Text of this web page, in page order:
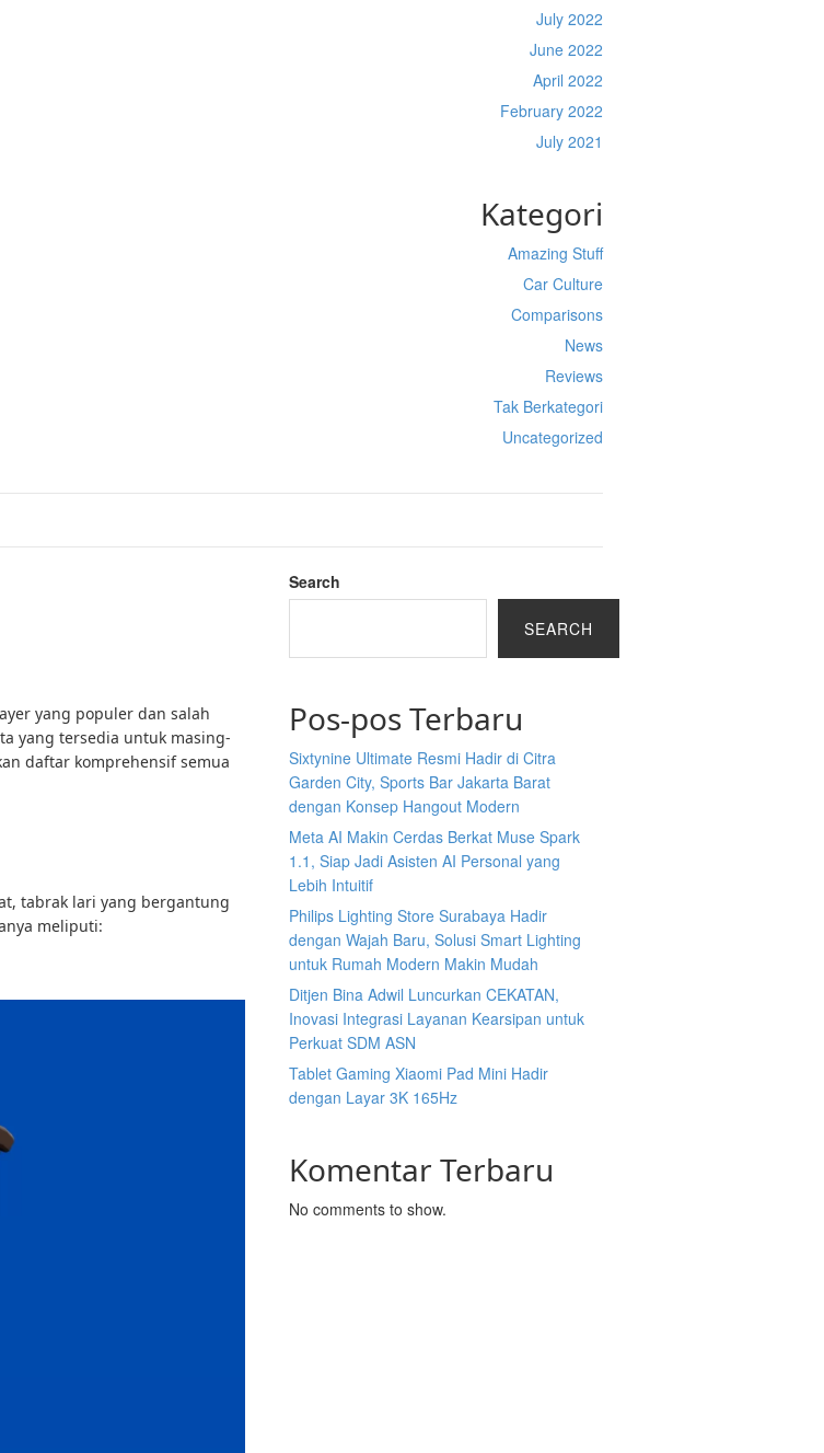
July 2022
June 2022
April 2022
February 2022
July 2021
Kategori
Amazing Stuff
Car Culture
Comparisons
News
Reviews
Tak Berkategori
Uncategorized
yang populer dan salah
yang tersedia untuk masing-
daftar komprehensif semua
tabrak lari yang bergantung
meliputi:
Search
SEARCH
Pos-pos Terbaru
Sixtynine Ultimate Resmi Hadir di Citra
Garden City, Sports Bar Jakarta Barat
dengan Konsep Hangout Modern
Meta AI Makin Cerdas Berkat Muse Spark
1.1, Siap Jadi Asisten AI Personal yang
Lebih Intuitif
Philips Lighting Store Surabaya Hadir
dengan Wajah Baru, Solusi Smart Lighting
untuk Rumah Modern Makin Mudah
Ditjen Bina Adwil Luncurkan CEKATAN,
Inovasi Integrasi Layanan Kearsipan untuk
Perkuat SDM ASN
Tablet Gaming Xiaomi Pad Mini Hadir
dengan Layar 3K 165Hz
Komentar Terbaru
No comments to show.